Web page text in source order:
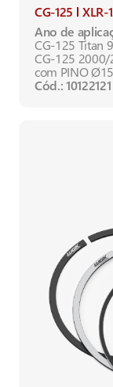
CG-125
XLR-
Ano de
CG-125 Titan
CG-125 2000/
com PINO
Cód.: 10122121